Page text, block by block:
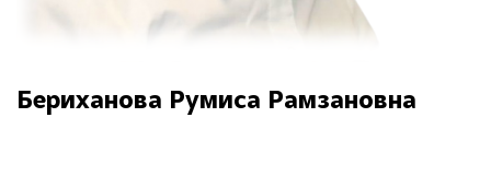
Бериханова Румиса Рамзановна